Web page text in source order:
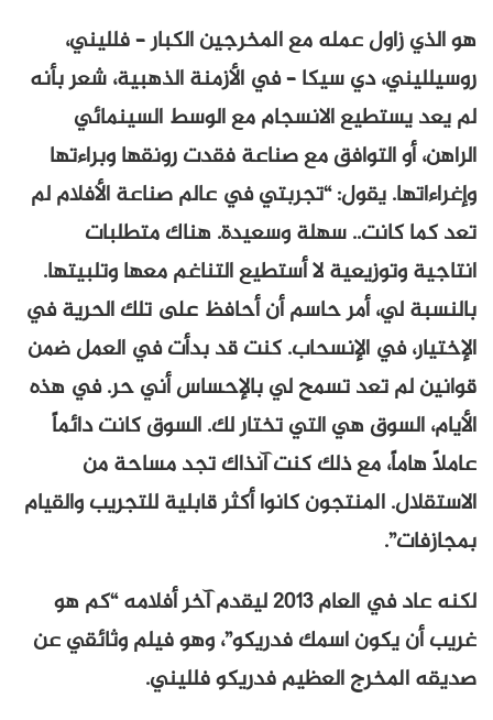
هو الذي زاول عمله مع المخرجين الكبار – فلليني،
روسيلليني، دي سيكا – في الأزمنة الذهبية، شعر بأنه
لم يعد يستطيع الانسجام مع الوسط السينمائي
الراهن، أو التوافق مع صناعة فقدت رونقها وبراءتها
وإغراءاتها. يقول: “تجربتي في عالم صناعة الأفلام لم
تعد كما كانت.. سهلة وسعيدة. هناك متطلبات
انتاجية وتوزيعية لا أستطيع التناغم معها وتلبيتها.
بالنسبة لي، أمر حاسم أن أحافظ على تلك الحرية في
الإختيار، في الإنسحاب. كنت قد بدأت في العمل ضمن
قوانين لم تعد تسمح لي بالإحساس أني حر. في هذه
الأيام، السوق هي التي تختار لك. السوق كانت دائماً
عاملاً هاماً، مع ذلك كنت آنذاك تجد مساحة من
الاستقلال. المنتجون كانوا أكثر قابلية للتجريب والقيام
بمجازفات”.
لكنه عاد في العام 2013 ليقدم آخر أفلامه “كم هو
غريب أن يكون اسمك فدريكو”، وهو فيلم وثائقي عن
صديقه المخرج العظيم فدريكو فلليني.